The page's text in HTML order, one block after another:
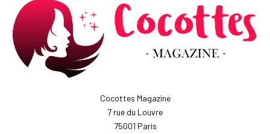
Cocottes Magazine
7 rue du Louvre
75001 Paris